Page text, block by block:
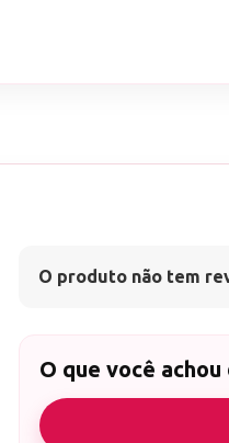
O produto não tem
O que você